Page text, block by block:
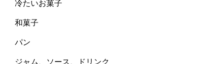
冷たいお菓子
和菓子
パン
ジャム、ソース、ドリンク